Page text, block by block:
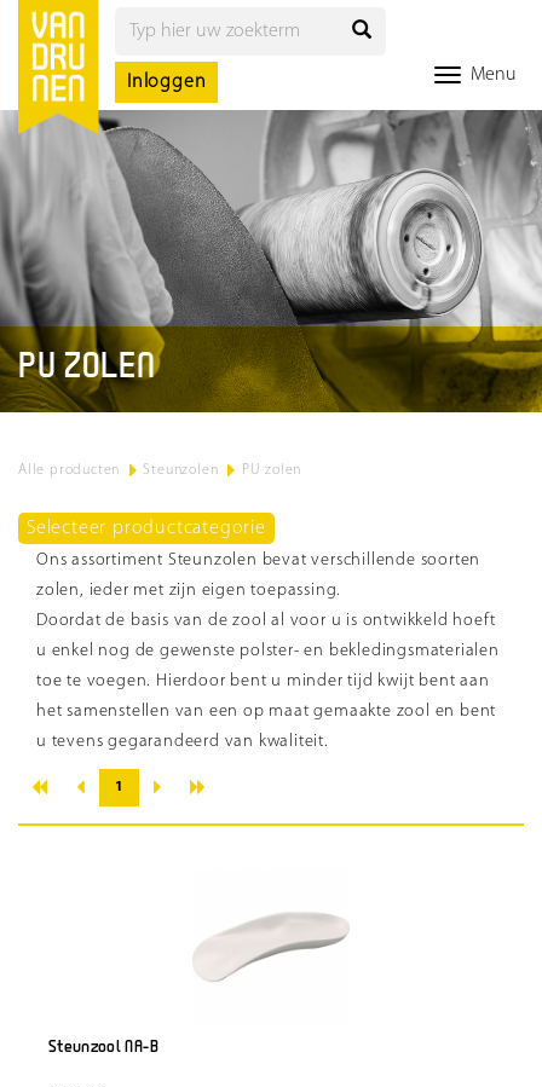
Menu
Inloggen
PU ZOLEN
Alle producten > Steunzolen > PU zolen
Selecteer productcategorie
Ons assortiment Steunzolen bevat verschillende soorten
zolen, ieder met zijn eigen toepassing.
Doordat de basis van de zool al voor u is ontwikkeld hoeft
u enkel nog de gewenste polster- en bekledingsmaterialen
toe te voegen. Hierdoor bent u minder tijd kwijt bent aan
het samenstellen van een op maat gemaakte zool en bent
u tevens gegarandeerd van kwaliteit.
« ‹ 1 › »
Steunzool NA-B